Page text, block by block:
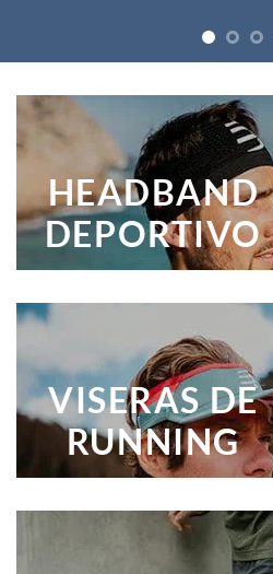
HEADBAND
DEPORTIVO
VISERAS DE
RUNNING